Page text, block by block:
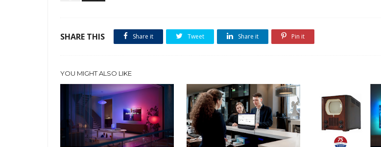
SHARE THIS Share it Tweet Share it Pin it
YOU MIGHT ALSO LIKE